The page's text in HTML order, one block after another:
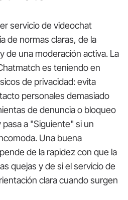
servicio de videochat
de normas claras, de la
de una moderación activa. La
es teniendo en
de privacidad: evita
personales demasiado
de denuncia o bloqueo
a "Siguiente" si un
Una buena
de la rapidez con que la
quejas y de si el servicio de
clara cuando surgen